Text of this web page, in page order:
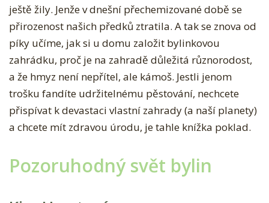
ještě žily. Jenže v dnešní přechemizované době se
přirozenost našich předků ztratila. A tak se znova od
píky učíme, jak si u domu založit bylinkovou
zahrádku, proč je na zahradě důležitá různorodost,
a že hmyz není nepřítel, ale kámoš. Jestli jenom
trošku fandíte udržitelnému pěstování, nechcete
přispívat k devastaci vlastní zahrady (a naší planety)
a chcete mít zdravou úrodu, je tahle knížka poklad.
Pozoruhodný svět bylin